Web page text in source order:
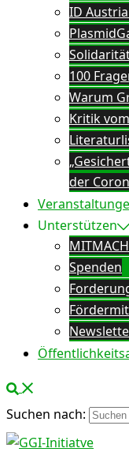
ID
100
Warum
Kritik
der
Unterstützen
Spenden
Suchen nach: